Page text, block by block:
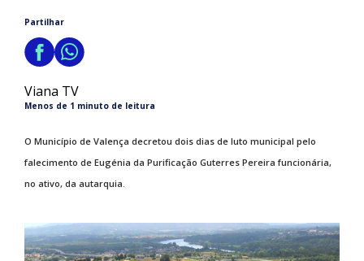
Partilhar
Viana TV
Menos de 1 minuto de leitura
O Município de Valença decretou dois dias de luto municipal pelo
falecimento de Eugénia da Purificação Guterres Pereira funcionária,
no ativo, da autarquia.